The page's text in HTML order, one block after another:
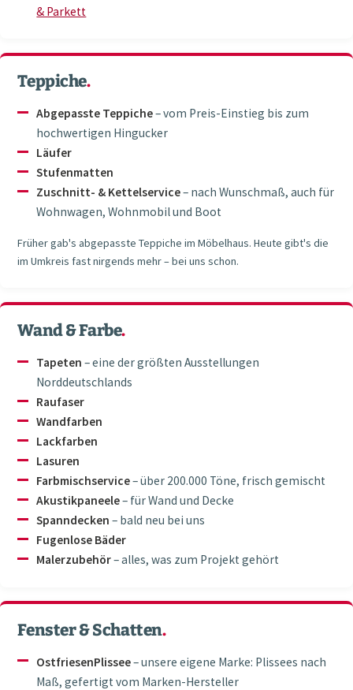
& Parkett
Teppiche.
Abgepasste Teppiche– vom Preis-Einstieg bis zum
hochwertigen Hingucker
Läufer
Stufenmatten
Zuschnitt- & Kettelservice– nach Wunschmaß, auch für
Wohnwagen, Wohnmobil und Boot
Früher gab's abgepasste Teppiche im Möbelhaus. Heute gibt's die
im Umkreis fast nirgends mehr – bei uns schon.
Wand & Farbe.
Tapeten – eine der größten Ausstellungen
Norddeutschlands
Raufaser
Wandfarben
Lackfarben
Lasuren
Farbmischservice– über 200.000 Töne, frisch gemischt
Akustikpaneele– für Wand und Decke
Spanndecken – bald neu bei uns
Fugenlose Bäder
Malerzubehör– alles, was zum Projekt gehört
Fenster & Schatten.
OstfriesenPlissee– unsere eigene Marke: Plissees nach
Maß, gefertigt vom Marken-Hersteller